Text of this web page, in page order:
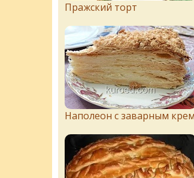
Пражский торт
Наполеон с заварным